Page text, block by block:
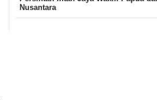
Nusantara